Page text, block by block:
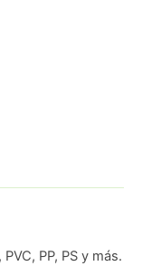
PP, PS y más.